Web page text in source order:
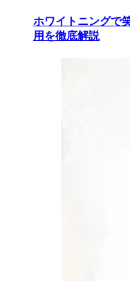
ホワイトニングで
用を徹底解説